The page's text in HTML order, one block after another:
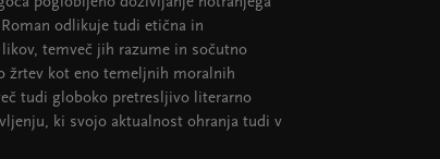
odlikuje tudi etična in
temveč jih razume in sočutno
žrtev kot eno temeljnih moralnih
tudi globoko pretresljivo literarno
ki svojo aktualnost ohranja tudi v